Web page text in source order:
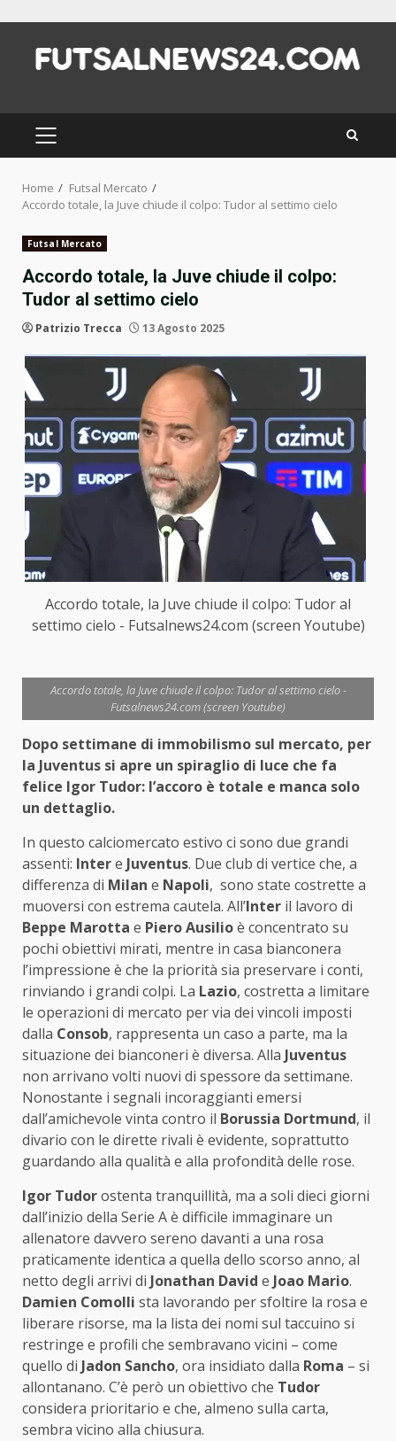
content
PRIMARY
MENU
Home
Futsal Mercato
Accordo totale, la Juve chiude il colpo: Tudor al settimo cielo
Futsal Mercato
Accordo totale, la Juve chiude il colpo:
Tudor al settimo cielo
Patrizio Trecca 13 Agosto 2025
Accordo totale, la Juve chiude il colpo: Tudor al
settimo cielo - Futsalnews24.com (screen Youtube)
Accordo totale, la Juve chiude il colpo: Tudor al settimo cielo -
Futsalnews24.com (screen Youtube)
Dopo settimane di immobilismo sul mercato, per
la Juventus si apre un spiraglio di luce che fa
felice Igor Tudor: l’accoro è totale e manca solo
un dettaglio.
In questo calciomercato estivo ci sono due grandi
assenti: Intere Juventus. Due club di vertice che, a
differenza di Milan e Napoli, sono state costrette a
muoversi con estrema cautela. All’Inter il lavoro di
Beppe Marotta e Piero Ausilioè concentrato su
pochi obiettivi mirati, mentre in casa bianconera
l’impressione è che la priorità sia preservare i conti,
rinviando i grandi colpi. La Lazio, costretta a limitare
le operazioni di mercato per via dei vincoli imposti
dalla Consob, rappresenta un caso a parte, ma la
situazione dei bianconeri è diversa. Alla Juventus
non arrivano volti nuovi di spessore da settimane.
Nonostante i segnali incoraggianti emersi
dall’amichevole vinta contro il Borussia Dortmund, il
divario con le dirette rivali è evidente, soprattutto
guardando alla qualità e alla profondità delle rose.
Igor Tudorostenta tranquillità, ma a soli dieci giorni
dall’inizio della Serie A è difficile immaginare un
allenatore davvero sereno davanti a una rosa
praticamente identica a quella dello scorso anno, al
netto degli arrivi di Jonathan David e Joao Mario.
Damien Comolli sta lavorando per sfoltire la rosa e
liberare risorse, ma la lista dei nomi sul taccuino si
restringe e profili che sembravano vicini – come
quello di Jadon Sancho, ora insidiato dalla Roma – si
allontanano. C’è però un obiettivo che Tudor
considera prioritario e che, almeno sulla carta,
sembra vicino alla chiusura.